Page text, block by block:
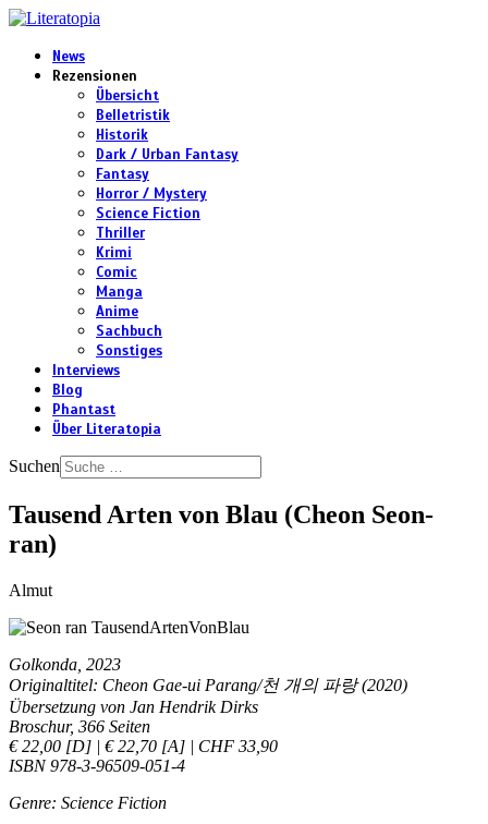
News
Rezensionen
Übersicht
Belletristik
Historik
Dark / Urban Fantasy
Fantasy
Horror / Mystery
Science Fiction
Thriller
Krimi
Comic
Manga
Anime
Sachbuch
Sonstiges
Interviews
Blog
Phantast
Über Literatopia
Suchen
Tausend Arten von Blau (Cheon Seon-
ran)
Almut
Golkonda, 2023
Originaltitel: Cheon Gae-ui Parang/천 개의 파랑 (2020)
Übersetzung von Jan Hendrik Dirks
Broschur, 366 Seiten
€ 22,00 [D] | € 22,70 [A] | CHF 33,90
ISBN 978-3-96509-051-4
Genre: Science Fiction